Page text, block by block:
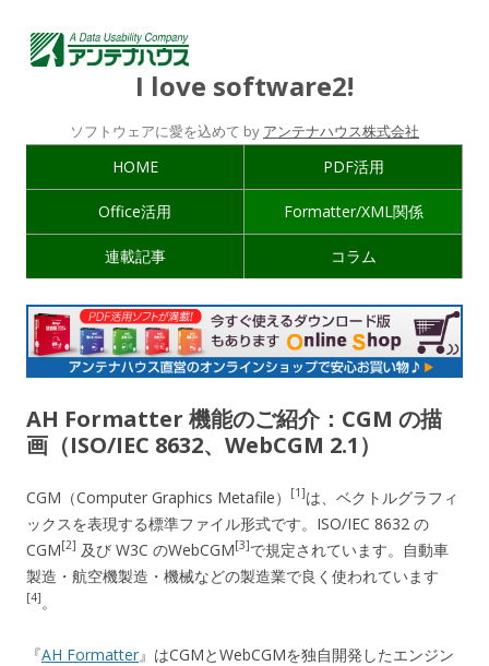
I love software2!
ソフトウェアに愛を込めて by アンテナハウス株式会社
HOME PDF活用
Office活用 Formatter/XML関係
連載記事 コラム
AH Formatter 機能のご紹介：CGM の描
画（ISO/IEC 8632、WebCGM 2.1）
CGM（Computer Graphics Metafile） [1]は、ベクトルグラフィ
ックスを表現する標準ファイル形式です。ISO/IEC 8632 の
CGM[2] 及び W3C のWebCGM[3]で規定されています。自動車
製造・航空機製造・機械などの製造業で良く使われています
[4] 。
『AH Formatter』はCGMとWebCGMを独自開発したエンジン